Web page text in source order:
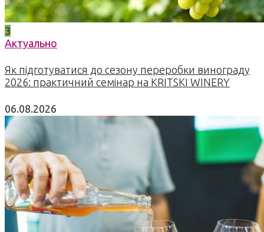
3
Актуально
Як підготуватися до сезону переробки винограду
2026: практичний семінар на KRITSKI WINERY
06.08.2026